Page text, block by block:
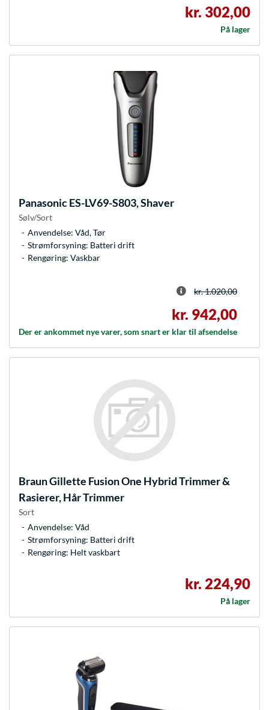
kr. 302,00
På lager
PanasonicES-LV69-S803, Shaver
Sølv/Sort
Anvendelse: Våd, Tør
Strømforsyning: Batteri drift
Rengøring: Vaskbar
kr. 1.020,00
kr. 942,00
Der er ankommet nye varer, som snart er klar til afsendelse
BraunGillette Fusion One Hybrid Trimmer &
Rasierer, Hår Trimmer
Sort
Anvendelse: Våd
Strømforsyning: Batteri drift
Rengøring: Helt vaskbart
kr. 224,90
På lager